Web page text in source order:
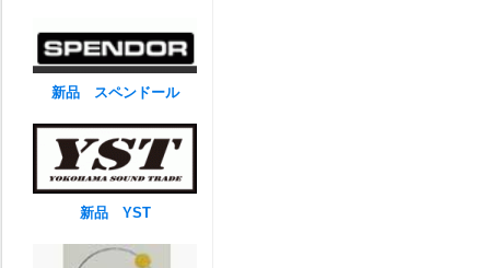
新品 スペンドール
新品 YST